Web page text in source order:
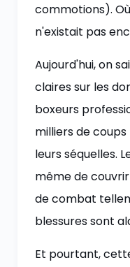
commotions).
n'existait pas
Aujourd'hui, on
claires sur les
boxeurs
milliers de
leurs séquelles.
même de
de combat
blessures sont
Et pourtant,